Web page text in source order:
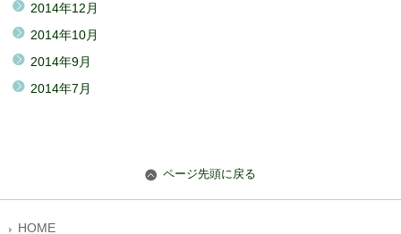
2014年12月
2014年10月
2014年9月
2014年7月
ページ先頭に戻る
HOME